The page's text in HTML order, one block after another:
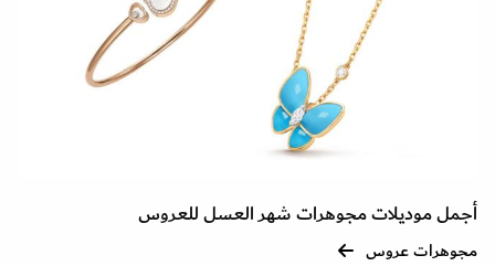
أجمل موديلات مجوهرات شهر العسل للعروس
مجوهرات عروس